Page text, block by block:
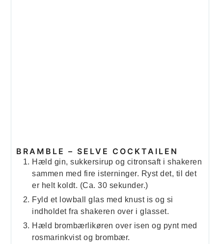
BRAMBLE – SELVE COCKTAILEN
Hæld gin, sukkersirup og citronsaft i shakeren
sammen med fire isterninger. Ryst det, til det
er helt koldt. (Ca. 30 sekunder.)
Fyld et lowball glas med knust is og si
indholdet fra shakeren over i glasset.
Hæld brombærlikøren over isen og pynt med
rosmarinkvist og brombær.